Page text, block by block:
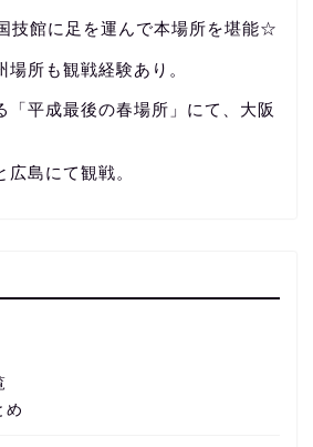
技館に足を運んで本場所を堪能☆
場所も観戦経験あり。
「平成最後の春場所」にて、大阪
広島にて観戦。
め